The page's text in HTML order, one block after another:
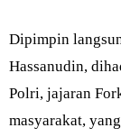
Dipimpin
Hassanudin,
Polri, jajaran
masyarakat,